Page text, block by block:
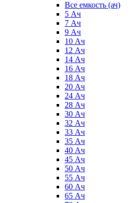
Все емкость (ач)
5 Ач
7 Ач
9 Ач
10 Ач
12 Ач
14 Ач
16 Ач
18 Ач
20 Ач
24 Ач
28 Ач
30 Ач
32 Ач
33 Ач
35 Ач
40 Ач
45 Ач
50 Ач
55 Ач
60 Ач
65 Ач